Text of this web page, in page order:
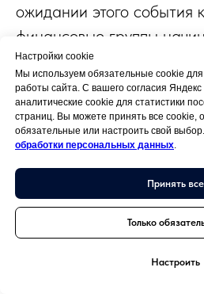
ожидании этого события
финансовые группы
присутствие: открываются
создаются
иностранными
отдельные «корейские»
обслуживание
Уже сейчас в стране
некоторые глобальные
Настройки cookie
Мы используем обязательные cookie для
работы сайта. С вашего согласия
аналитические cookie для статистики
страниц. Вы можете принять все cookie,
обязательные или настроить свой
обработки персональных данных
Принять все
Только
Настроить